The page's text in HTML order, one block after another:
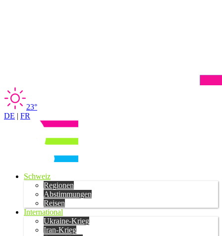
23°
DE | FR
Schweiz
Regionen
Abstimmungen
Reisen
International
Ukraine-Krieg
Iran-Krieg